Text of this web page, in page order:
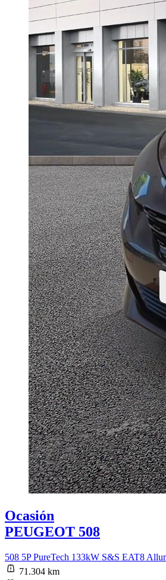
Ocasión
PEUGEOT 508
508 5P PureTech 133kW S&S EAT8
71.304 km